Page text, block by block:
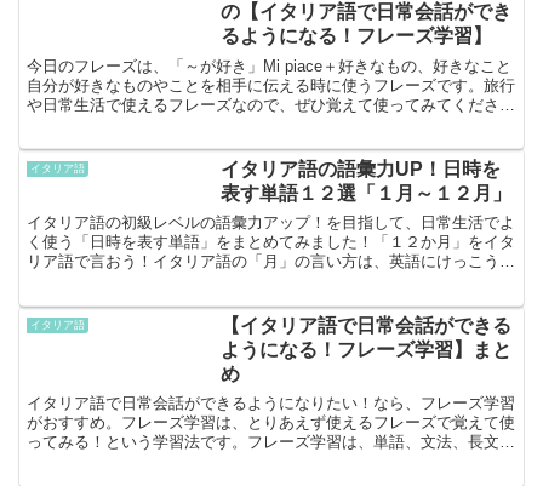
の【イタリア語で日常会話ができ
るようになる！フレーズ学習】
今日のフレーズは、「～が好き」Mi piace＋好きなもの、好きなこと
自分が好きなものやことを相手に伝える時に使うフレーズです。旅行
や日常生活で使えるフレーズなので、ぜひ覚えて使ってみてください
イタリア語
イタリア語の語彙力UP！日時を
表す単語１２選「１月～１２月」
イタリア語の初級レベルの語彙力アップ！を目指して、日常生活でよ
く使う「日時を表す単語」をまとめてみました！「１２か月」をイタ
リア語で言おう！イタリア語の「月」の言い方は、英語にけっこう似
イタリア語
【イタリア語で日常会話ができる
ようになる！フレーズ学習】まと
め
イタリア語で日常会話ができるようになりたい！なら、フレーズ学習
がおすすめ。フレーズ学習は、とりあえず使えるフレーズで覚えて使
ってみる！という学習法です。フレーズ学習は、単語、文法、長文読